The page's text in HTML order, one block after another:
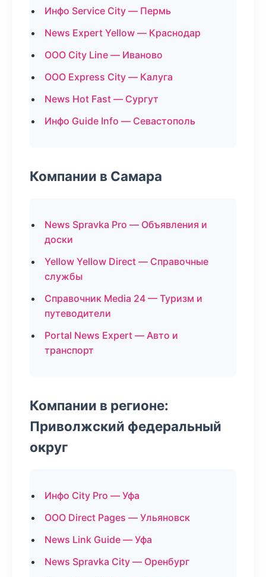
Инфо Service City — Пермь
News Expert Yellow — Краснодар
ООО City Line — Иваново
ООО Express City — Калуга
News Hot Fast — Сургут
Инфо Guide Info — Севастополь
Компании в Самара
News Spravka Pro — Объявления и
доски
Yellow Yellow Direct — Справочные
службы
Справочник Media 24 — Туризм и
путеводители
Portal News Expert — Авто и
транспорт
Компании в регионе:
Приволжский федеральный
округ
Инфо City Pro — Уфа
ООО Direct Pages — Ульяновск
News Link Guide — Уфа
News Spravka City — Оренбург